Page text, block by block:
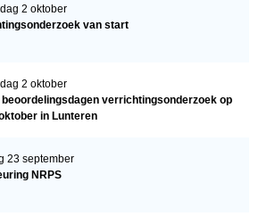
2 oktober
van start
2 oktober
beoordelingsdagen verrichtingsonderzoek op
in Lunteren
23 september
NRPS